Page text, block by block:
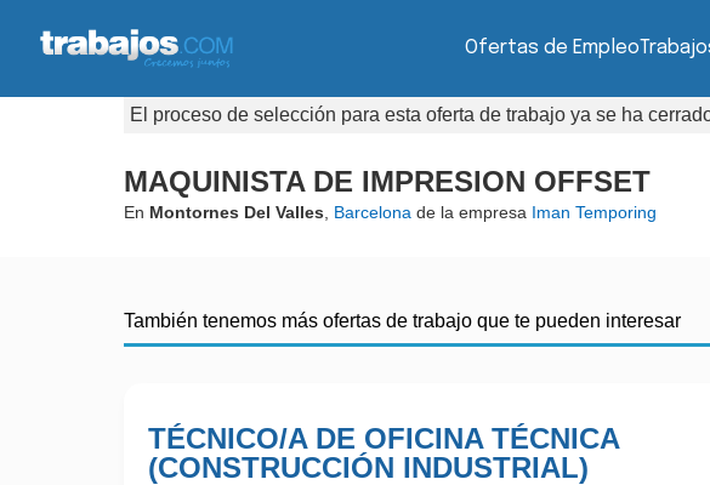
Ofertas de Empleo
El proceso de selección para esta oferta de trabajo ya se ha
MAQUINISTA DE IMPRESION OFFSET
En Montornes Del Valles Barcelona de la empresa Iman Temporing
También tenemos más ofertas de trabajo que te pueden interesar
TÉCNICO/A DE OFICINA TÉCNICA
(CONSTRUCCIÓN INDUSTRIAL)